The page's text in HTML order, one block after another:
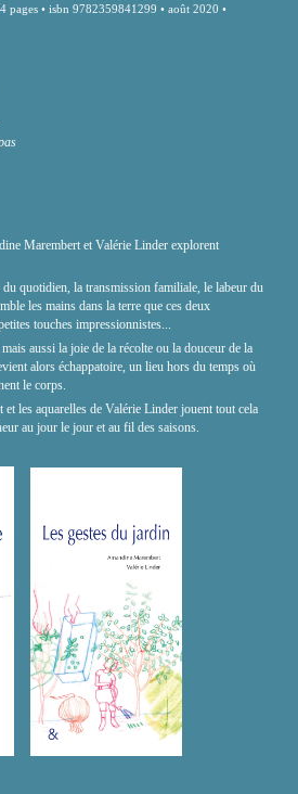
pages • isbn 9782359841299 • août 2020 •
Marembert et Valérie Linder explorent
quotidien, la transmission familiale, le labeur du
les mains dans la terre que ces deux
touches impressionnistes...
aussi la joie de la récolte ou la douceur de la
alors échappatoire, un lieu hors du temps où
le corps.
les aquarelles de Valérie Linder jouent tout cela
au jour le jour et au fil des saisons.